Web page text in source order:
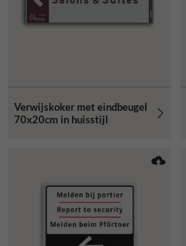
Verwijskoker met eindbeugel
70x20cm in huisstijl